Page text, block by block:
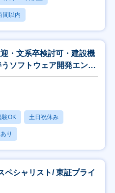
間以内
・文系卒検討可・建設機
ソフトウェア開発エンジ
験OK 土日祝休み
り
ペシャリスト/ 東証プライ